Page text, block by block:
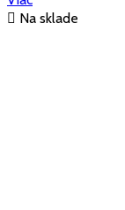
 Na sklade